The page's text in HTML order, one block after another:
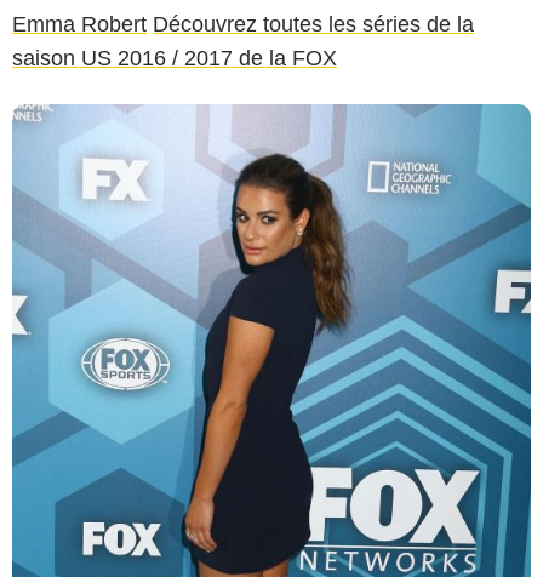
Emma Robert Découvrez toutes les séries de la
saison US 2016 / 2017 de la FOX